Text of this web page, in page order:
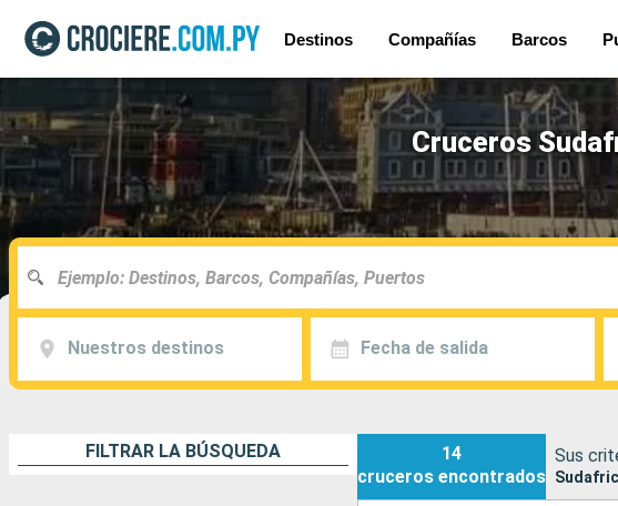
Destinos Compañías Barcos
Cruceros
Nuestros destinos Fecha de salida
FILTRAR LA BÚSQUEDA
14
cruceros encontrados
Sus